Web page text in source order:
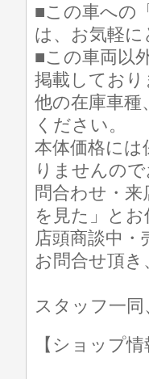
■この車への
は、お気軽に
■この車両以
掲載しており
他の在庫車
ください。
本体価格には
りませんので
問合わせ・
を見た」とお
店頭商談中
お問合せ頂
スタッフ一
【ショップ